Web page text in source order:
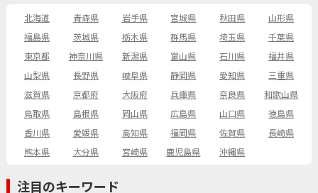
北海道 青森県 岩手県 宮城県 秋田県
山形県
福島県
茨城県 栃木県 群馬県 埼玉県
千葉県
東京都
神奈川県 新潟県 富山県 石川県
福井県
山梨県
長野県 岐阜県 静岡県 愛知県
三重県
滋賀県
京都府 大阪府 兵庫県 奈良県
和歌山県
鳥取県
島根県 岡山県 広島県 山口県
徳島県
香川県
愛媛県 高知県 福岡県 佐賀県
長崎県
熊本県
大分県 宮崎県 鹿児島県 沖縄県
注目のキーワード